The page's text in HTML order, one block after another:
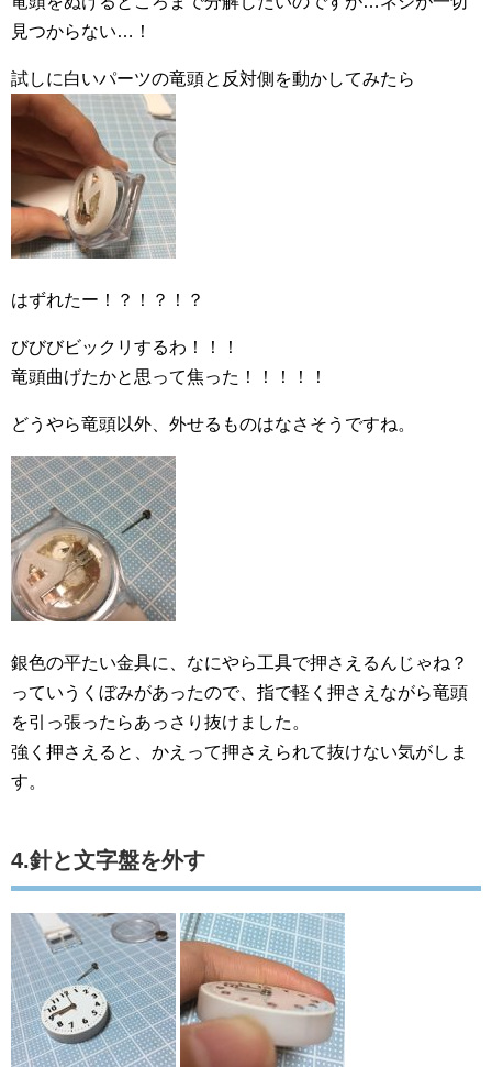
見つからない…！
試しに白いパーツの竜頭と反対側を動かしてみたら
はずれたー！？！？！？
びびびビックリするわ！！！
竜頭曲げたかと思って焦った！！！！！
どうやら竜頭以外、外せるものはなさそうですね。
銀色の平たい金具に、なにやら工具で押さえるんじゃね？
っていうくぼみがあったので、指で軽く押さえながら竜頭
を引っ張ったらあっさり抜けました。
強く押さえると、かえって押さえられて抜けない気がしま
す。
4.針と文字盤を外す